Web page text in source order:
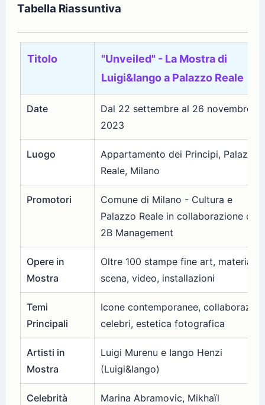
Tabella Riassuntiva
Titolo
"Unveiled" - La Mostra di
Luigi&Iango a Palazzo Reale
Date
Dal 22 settembre al 26 novembre
2023
Luogo
Appartamento dei Principi, Palazzo
Reale, Milano
Promotori
Comune di Milano - Cultura e
Palazzo Reale in collaborazione con
2B Management
Opere in
Mostra
Oltre 100 stampe fine art, materiali
scena, video, installazioni
Temi
Principali
Icone contemporanee,
celebri, estetica fotografica
Artisti in
Mostra
Luigi Murenu e Iango Henzi
(Luigi&Iango)
Celebrità
Marina Abramovic, Mikhaïl